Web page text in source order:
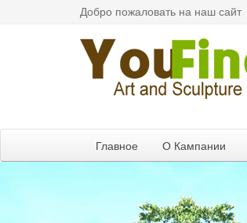
Добро пожаловать на наш сайт
Главное О Кампании